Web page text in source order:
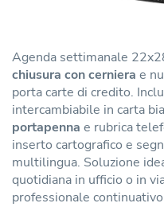
Agenda settimanale
chiusura con cerniera e
porta carte di credito.
intercambiabile in carta
portapenna e rubrica
inserto cartografico e
multilingua. Soluzione
quotidiana in ufficio o in
professionale